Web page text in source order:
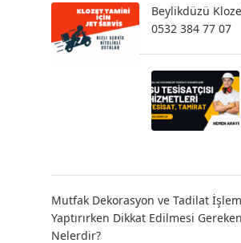
Beylikdüzü
0532 384 77 07
Mutfak Dekorasyon ve Tadilat
Yaptırırken Dikkat Edilmesi
Nelerdir?